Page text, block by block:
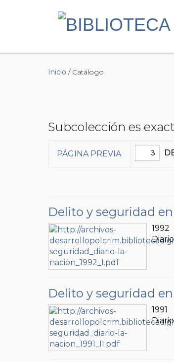
Inicio / Catálogo
Subcolección es
PÁGINA PREVIA
Delito y seguridad
1992
Diario
Delito y seguridad
1991
Diario